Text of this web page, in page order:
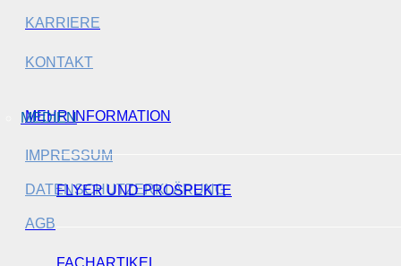
MEDIEN
FLYER UND PROSPEKTE
KARRIERE
KONTAKT
MEHR INFORMATION
IMPRESSUM
DATENSCHUTZERKLÄRUNG
AGB